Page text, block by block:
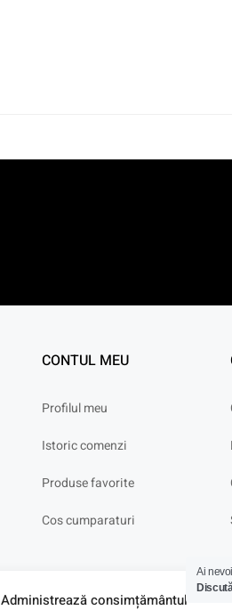
Administrează consimțământul
CONTUL MEU
Profilul meu
Istoric comenzi
Produse favorite
Cos cumparaturi
Ai